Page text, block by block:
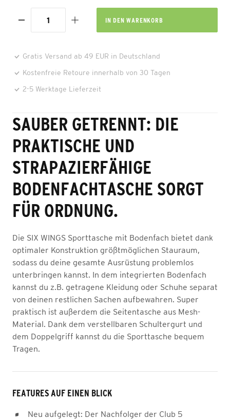
IN DEN WARENKORB
Gratis Versand ab 49 EUR in Deutschland
Kostenfreie Retoure innerhalb von 30 Tagen
2-5 Werktage Lieferzeit
SAUBER GETRENNT: DIE
PRAKTISCHE UND
STRAPAZIERFÄHIGE
BODENFACHTASCHE SORGT
FÜR ORDNUNG.
Die SIX WINGS Sporttasche mit Bodenfach bietet dank
optimaler Konstruktion größtmöglichen Stauraum,
sodass du deine gesamte Ausrüstung problemlos
unterbringen kannst. In dem integrierten Bodenfach
kannst du z.B. getragene Kleidung oder Schuhe separat
von deinen restlichen Sachen aufbewahren. Super
praktisch ist außerdem die Seitentasche aus Mesh-
Material. Dank dem verstellbaren Schultergurt und
dem Doppelgriff kannst du die Sporttasche bequem
Tragen.
FEATURES AUF EINEN BLICK
Neu aufgelegt: Der Nachfolger der Club 5